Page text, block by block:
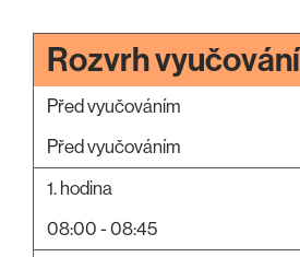
Rozvrh vyučování
Před vyučováním
Před vyučováním
1. hodina
08:00 - 08:45